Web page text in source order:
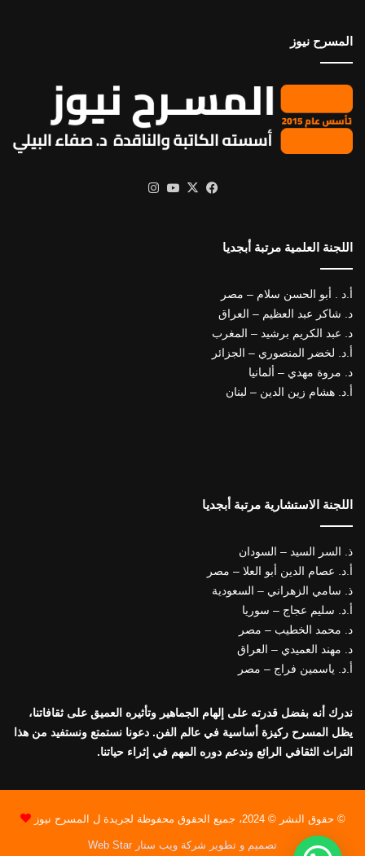
المسرح نيوز
فيسبوك
X يوتيوب
اللجنة العلمية مرتبة أبجديا
أ.د . أبو الحسن سلام – مصر
د. شاكر عبد العظيم – العراق
د. عبد الكريم برشيد – المغرب
أ.د. لخضر المنصوري – الجزائر
د. مروة مهدي – ألمانيا
أ.د. هشام زين الدين – لبنان
اللجنة الاستشارية مرتبة أبجديا
ذ. السر السيد – السودان
أ.د. عصام الدين أبو العلا – مصر
ذ. سامي الزهراني – السعودية
أ.د. سليم عجاج – سوريا
د. محمد الخطيب – مصر
د. مهند العميدي – العراق
أ.د. ياسمين فراج – مصر
ندرك أنه بفضل قدرته على إلهام الجماهير وتأثيره العميق على ثقافاتنا،
يظل المسرح ركيزة أساسية في عالم الفن. دعونا نستمتع ونستفيد من هذا
التراث الثقافي الرائع وندعم دوره المهم في إثراء حياتنا.
© حقوق النشر © 2024، جميع الحقوق محفوظة لجريدة ل المسرح نيوز
تصميم و تطوير شركة ويب ستار Web Star